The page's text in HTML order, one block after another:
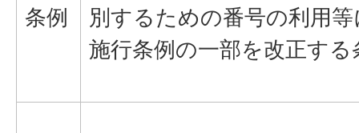
条例
別するための番号の利用
施行条例の一部を改正する